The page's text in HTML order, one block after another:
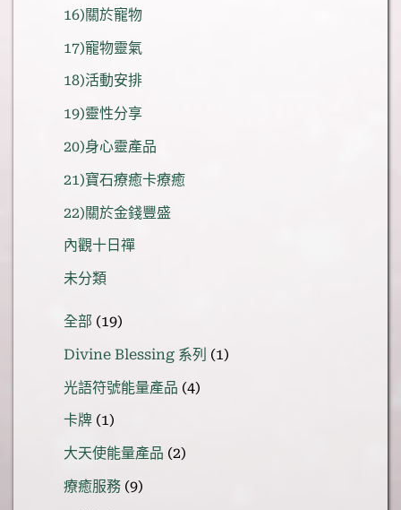
16)關於寵物
17)寵物靈氣
18)活動安排
19)靈性分享
20)身心靈產品
21)寶石療癒卡療癒
22)關於金錢豐盛
內觀十日禪
未分類
全部 1919
產
品
Divine Blessing 系列 11
光語符號能量產品 44
卡牌 11
產
品
大天使能量產品 22
療癒服務 99